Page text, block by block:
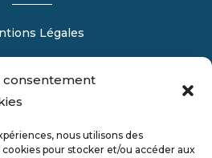
consentement
nous utilisons des
pour stocker et/ou accéder aux
Légales